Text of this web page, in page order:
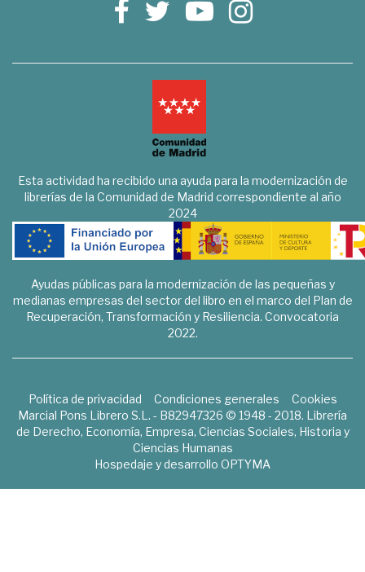
Esta actividad ha recibido una ayuda para la modernización de
librerías de la Comunidad de Madrid correspondiente al año
2024
Ayudas públicas para la modernización de las pequeñas y
medianas empresas del sector del libro en el marco del Plan de
Recuperación, Transformación y Resiliencia. Convocatoria
2022.
Política de privacidad Condiciones generales
Cookies
Marcial Pons Librero S.L. - B82947326 © 1948 - 2018. Librería
de Derecho, Economía, Empresa, Ciencias Sociales, Historia y
Ciencias Humanas
Hospedaje y desarrollo OPTYMA